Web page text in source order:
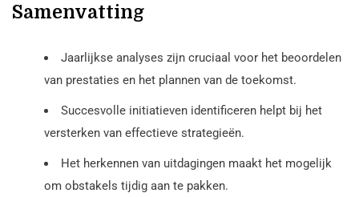
Samenvatting
Jaarlijkse analyses zijn cruciaal voor het beoordelen
van prestaties en het plannen van de toekomst.
Succesvolle initiatieven identificeren helpt bij het
versterken van effectieve strategieën.
Het herkennen van uitdagingen maakt het mogelijk
om obstakels tijdig aan te pakken.